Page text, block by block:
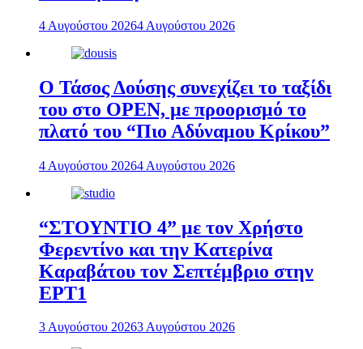
4 Αυγούστου 20264 Αυγούστου 2026
Ο Τάσος Δούσης συνεχίζει το ταξίδι
του στο OPEN, με προορισμό το
πλατό του “Πιο Αδύναμου Κρίκου”
4 Αυγούστου 20264 Αυγούστου 2026
“ΣΤΟΥΝΤΙΟ 4” με τον Χρήστο
Φερεντίνο και την Κατερίνα
Καραβάτου τον Σεπτέμβριο στην
ΕΡΤ1
3 Αυγούστου 20263 Αυγούστου 2026